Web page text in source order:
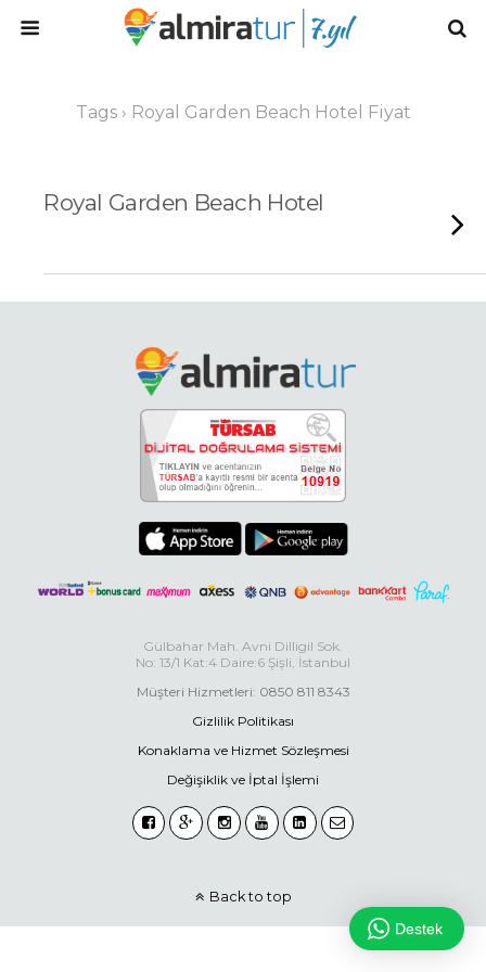
Tags › Royal Garden Beach Hotel Fiyat
Royal Garden Beach Hotel
Gülbahar Mah. Avni Dilligil Sok.
No: 13/1 Kat:4 Daire:6 Şişli, İstanbul
Müşteri Hizmetleri: 0850 811 8343
Gizlilik Politikası
Konaklama ve Hizmet Sözleşmesi
Değişiklik ve İptal İşlemi
Back to top
Destek